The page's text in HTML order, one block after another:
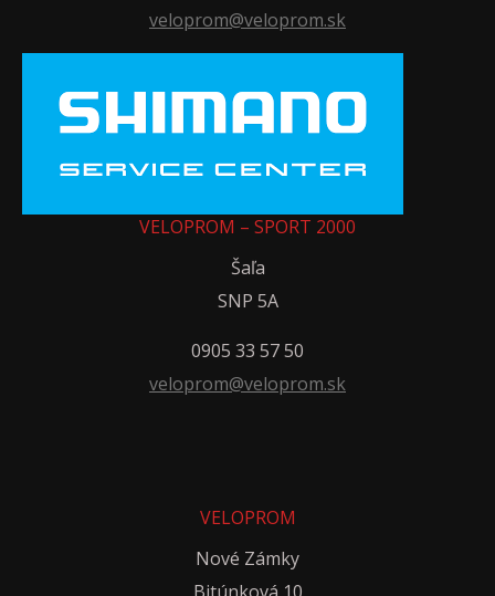
veloprom@veloprom.sk
VELOPROM – SPORT 2000
Šaľa
SNP 5A
0905 33 57 50
veloprom@veloprom.sk
VELOPROM
Nové Zámky